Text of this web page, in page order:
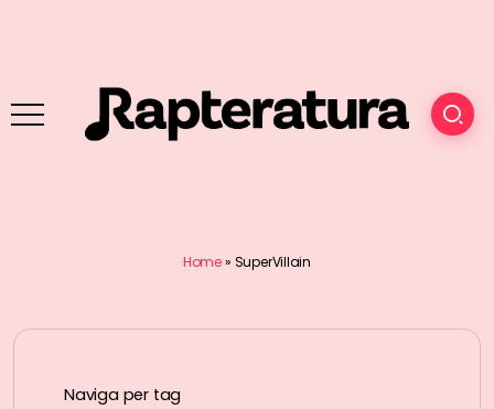
Home» SuperVillain
Naviga per tag